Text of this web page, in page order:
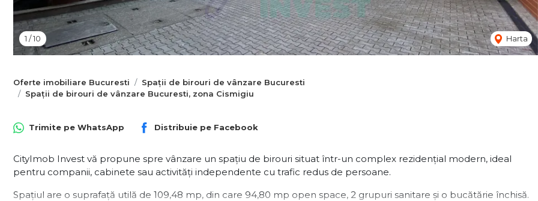
1 /10 Harta
Oferte imobiliare Bucuresti
Spații de birouri de vânzare Bucuresti
Spații de birouri de vânzare Bucuresti, zona Cismigiu
Trimite pe WhatsApp Distribuie pe Facebook
CityImob Invest vă propune spre vânzare un spațiu de birouri situat într-un complex rezidențial modern, ideal
pentru companii, cabinete sau activități independente cu trafic redus de persoane.
Spațiul are o suprafață utilă de 109,48 mp, din care 94,80 mp open space, 2 grupuri sanitare și o bucătărie închisă.